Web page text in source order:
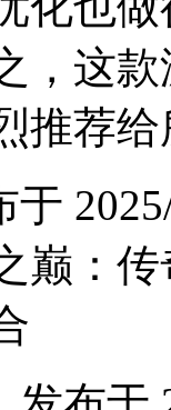
，这
推荐
于
巅：